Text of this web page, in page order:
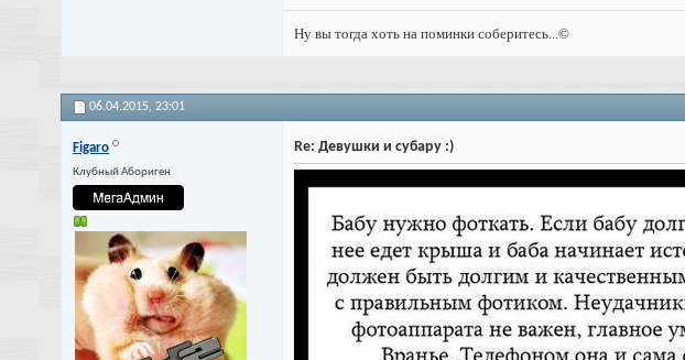
Ну вы тогда хоть на поминки соберитесь...©
06.04.2015, 23:01
Figaro
Клубный Абориген
Re: Девушки и субару :)